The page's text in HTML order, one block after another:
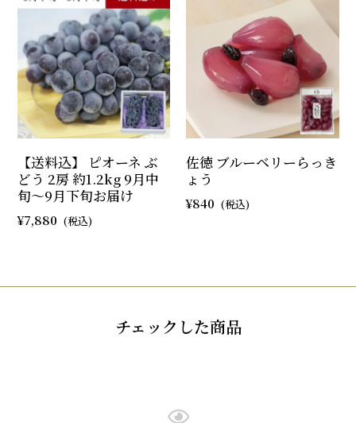
【送料込】 ピオーネ ぶ
どう 2房 約1.2kg 9月中
旬～9月下旬お届け
7,880
佐徳 ブルーベリーらっき
ょう
840
チェックした商品